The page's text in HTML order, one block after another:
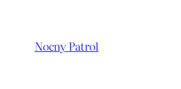
Nocny Patrol